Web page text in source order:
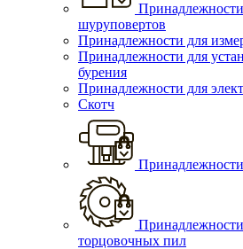
шуруповертов
Принадлежности для
Принадлежности для
бурения
Принадлежности для
Скотч
торцовочных пил